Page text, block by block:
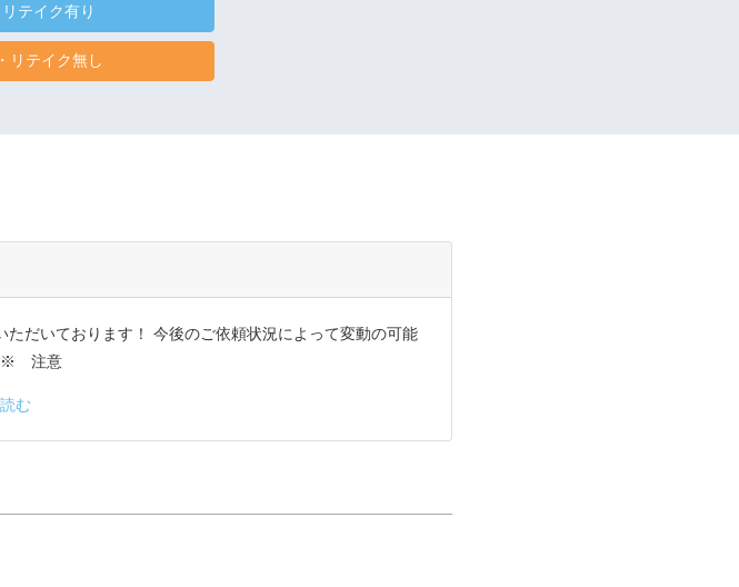
テイク有り
リテイク無し
だいております！ 今後のご依頼状況によって変動の可能
※ 注意
む